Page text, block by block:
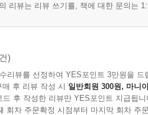
돌파_ 민은기 교수
기_ 김규진 작가
예스24 도서 MD가 엄선한 이달의
트 대상 수상작_ 여름나기를 위한
리뷰는 리뷰 쓰기를, 책에 대한 문의는
)
리뷰를 선정하여 YES포인트 3만원을 드
후 리뷰 작성 시 일반회원 300원, 마니
드 후 작성한 리뷰만 YES포인트 지급됩니
회차 주문확정 시점부터 마지막 회차 주